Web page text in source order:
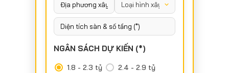
NGÂN SÁCH DỰ KIẾN (*)
1.8 - 2.3 tỷ
2.4 - 2.9 tỷ